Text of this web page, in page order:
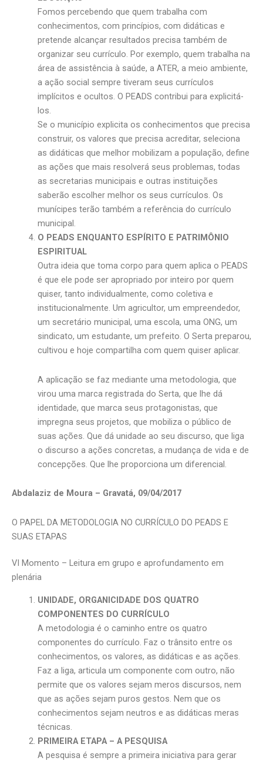
Fomos percebendo que quem trabalha com
conhecimentos, com princípios, com didáticas e
pretende alcançar resultados precisa também de
organizar seu currículo. Por exemplo, quem trabalha na
área de assistência à saúde, a ATER, a meio ambiente,
a ação social sempre tiveram seus currículos
implícitos e ocultos. O PEADS contribui para explicitá-
los.
Se o município explicita os conhecimentos que precisa
construir, os valores que precisa acreditar, seleciona
as didáticas que melhor mobilizam a população, define
as ações que mais resolverá seus problemas, todas
as secretarias municipais e outras instituições
saberão escolher melhor os seus currículos. Os
munícipes terão também a referência do currículo
municipal.
O PEADS ENQUANTO ESPÍRITO E PATRIMÔNIO
ESPIRITUAL
Outra ideia que toma corpo para quem aplica o PEADS
é que ele pode ser apropriado por inteiro por quem
quiser, tanto individualmente, como coletiva e
institucionalmente. Um agricultor, um empreendedor,
um secretário municipal, uma escola, uma ONG, um
sindicato, um estudante, um prefeito. O Serta preparou,
cultivou e hoje compartilha com quem quiser aplicar.
A aplicação se faz mediante uma metodologia, que
virou uma marca registrada do Serta, que lhe dá
identidade, que marca seus protagonistas, que
impregna seus projetos, que mobiliza o público de
suas ações. Que dá unidade ao seu discurso, que liga
o discurso a ações concretas, a mudança de vida e de
concepções. Que lhe proporciona um diferencial.
Abdalaziz de Moura – Gravatá, 09/04/2017
O PAPEL DA METODOLOGIA NO CURRÍCULO DO PEADS E
SUAS ETAPAS
VI Momento – Leitura em grupo e aprofundamento em
plenária
UNIDADE, ORGANICIDADE DOS QUATRO
COMPONENTES DO CURRÍCULO
A metodologia é o caminho entre os quatro
componentes do currículo. Faz o trânsito entre os
conhecimentos, os valores, as didáticas e as ações.
Faz a liga, articula um componente com outro, não
permite que os valores sejam meros discursos, nem
que as ações sejam puros gestos. Nem que os
conhecimentos sejam neutros e as didáticas meras
técnicas.
PRIMEIRA ETAPA – A PESQUISA
A pesquisa é sempre a primeira iniciativa para gerar